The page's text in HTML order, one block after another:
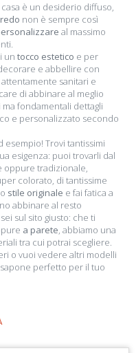
è un desiderio diffuso,
non è sempre così
al massimo
un tocco estetico e per
e abbellire con
sanitari e
di abbinare al meglio
fondamentali dettagli
e personalizzato secondo
esempio! Trovi tantissimi
esigenza: puoi trovarli dal
oppure tradizionale,
colorato, di tantissime
stile originale e fai fatica a
abbinare al resto
sul sito giusto: che ti
a parete, abbiamo una
tra cui potrai scegliere.
o vuoi vedere altri modelli
perfetto per il tuo